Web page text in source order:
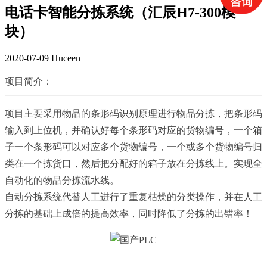
电话卡智能分拣系统（汇辰H7-300模
块）
2020-07-09 Huceen
项目简介：
项目主要采用物品的条形码识别原理进行物品分拣，把条形码
输入到上位机，并确认好每个条形码对应的货物编号，一个箱
子一个条形码可以对应多个货物编号，一个或多个货物编号归
类在一个拣货口，然后把分配好的箱子放在分拣线上。实现全
自动化的物品分拣流水线。
自动分拣系统代替人工进行了重复枯燥的分类操作，并在人工
分拣的基础上成倍的提高效率，同时降低了分拣的出错率！